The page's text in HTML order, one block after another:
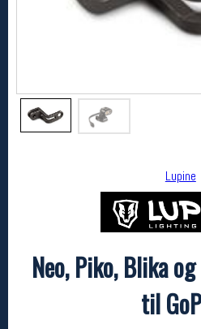
Lupine
Neo, Piko, Blika
til
Lupine
Neo, Piko, Blika og
kr